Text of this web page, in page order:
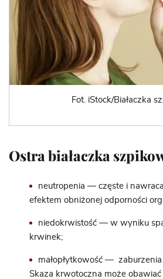
Fot. iStock/Białaczka
Ostra białaczka
neutropenia — częste i
efektem obniżonej odporności
niedokrwistość — w wyniku
krwinek;
małopłytkowość —
Skaza krwotoczna może obawiać